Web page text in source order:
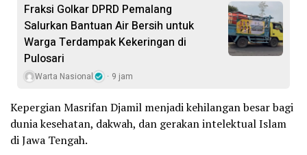
Fraksi Golkar DPRD Pemalang
Salurkan Bantuan Air Bersih untuk
Warga Terdampak Kekeringan di
Pulosari
Warta Nasional 9 jam
Kepergian Masrifan Djamil menjadi kehilangan besar bagi
dunia kesehatan, dakwah, dan gerakan intelektual Islam
di Jawa Tengah.